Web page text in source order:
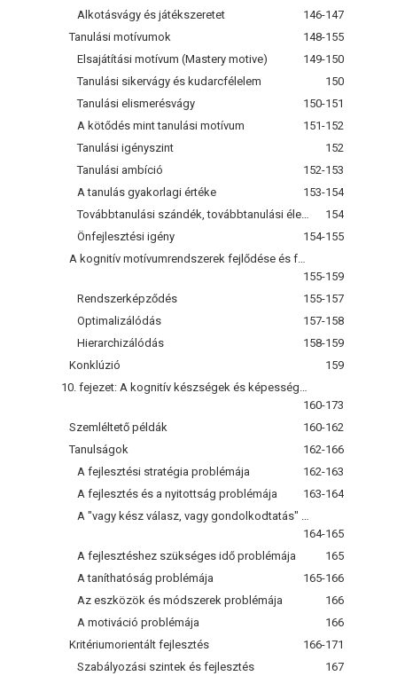
Alkotásvágy és játékszeretet
146-147
Tanulási motívumok
148-155
Elsajátítási motívum (Mastery motive)
149-150
Tanulási sikervágy és kudarcfélelem
150
Tanulási elismerésvágy
150-151
A kötődés mint tanulási motívum
151-152
Tanulási igényszint
152
Tanulási ambíció
152-153
A tanulás gyakorlagi értéke
153-154
154
Önfejlesztési igény
154-155
155-159
Rendszerképződés
155-157
Optimalizálódás
157-158
Hierarchizálódás
158-159
Konklúzió
159
160-173
Szemléltető példák
160-162
Tanulságok
162-166
A fejlesztési stratégia problémája
162-163
A fejlesztés és a nyitottság problémája
163-164
164-165
A fejlesztéshez szükséges idő problémája
165
A taníthatóság problémája
165-166
Az eszközök és módszerek problémája
166
A motiváció problémája
166
Kritériumorientált fejlesztés
166-171
Szabályozási szintek és fejlesztés
167